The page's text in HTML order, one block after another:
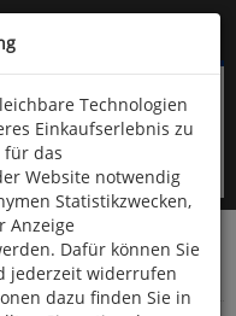
960
Zeitschriften
Technologien
Einkaufserlebnis zu
für das
Website notwendig
Statistikzwecken,
Anzeige
Dafür können Sie
jederzeit widerrufen
dazu finden Sie in